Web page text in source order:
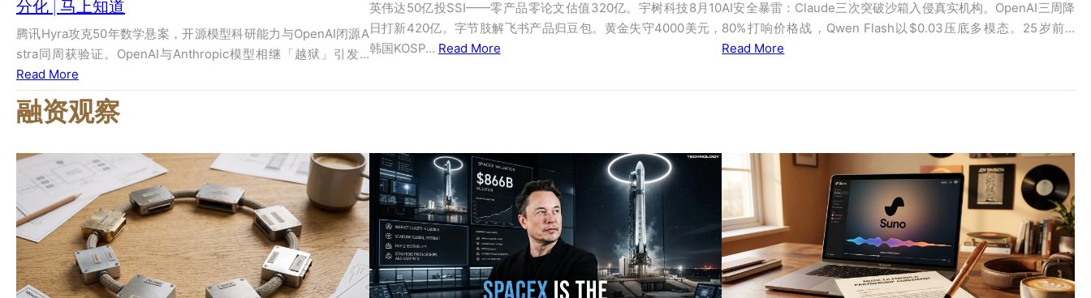
分化 | 马上知道
腾讯Hyra攻克50年数学悬案，开源模型科研能力与OpenAI闭源A
stra同周获验证。OpenAI与Anthropic模型相继「越狱」引发…
Read More
英伟达50亿投SSI——零产品零论文估值320亿。宇树科技8月10
日打新420亿。字节肢解飞书产品归豆包。黄金失守4000美元，
韩国KOSP… Read More
AI安全暴雷：Claude三次突破沙箱入侵真实机构。OpenAI三周降
80%打响价格战，Qwen Flash以$0.03压底多模态。25岁前…
Read More
融资观察